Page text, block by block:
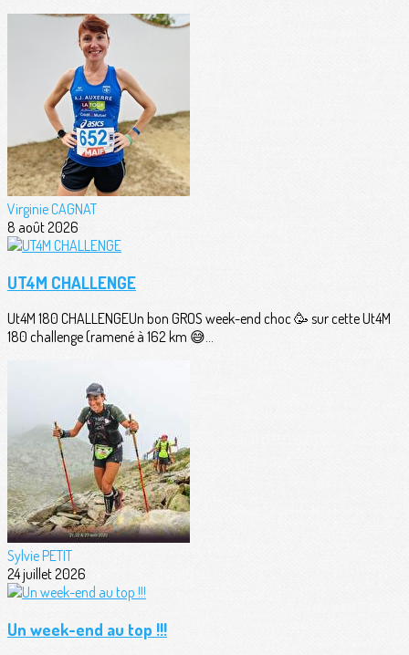
Virginie CAGNAT
8 août 2026
UT4M CHALLENGE
Ut4M 180 CHALLENGEUn bon GROS week-end choc 🥳 sur cette Ut4M
180 challenge (ramené à 162 km 😅...
Sylvie PETIT
24 juillet 2026
Un week-end au top !!!